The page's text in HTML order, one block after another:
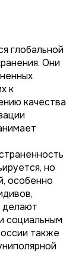
глобальной
Они
к
качества
но
особенно
делают
социальным
также